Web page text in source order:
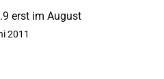
erst im August
2011